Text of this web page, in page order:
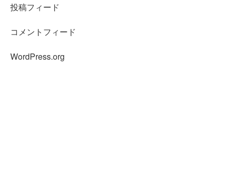
投稿フィード
コメントフィード
WordPress.org